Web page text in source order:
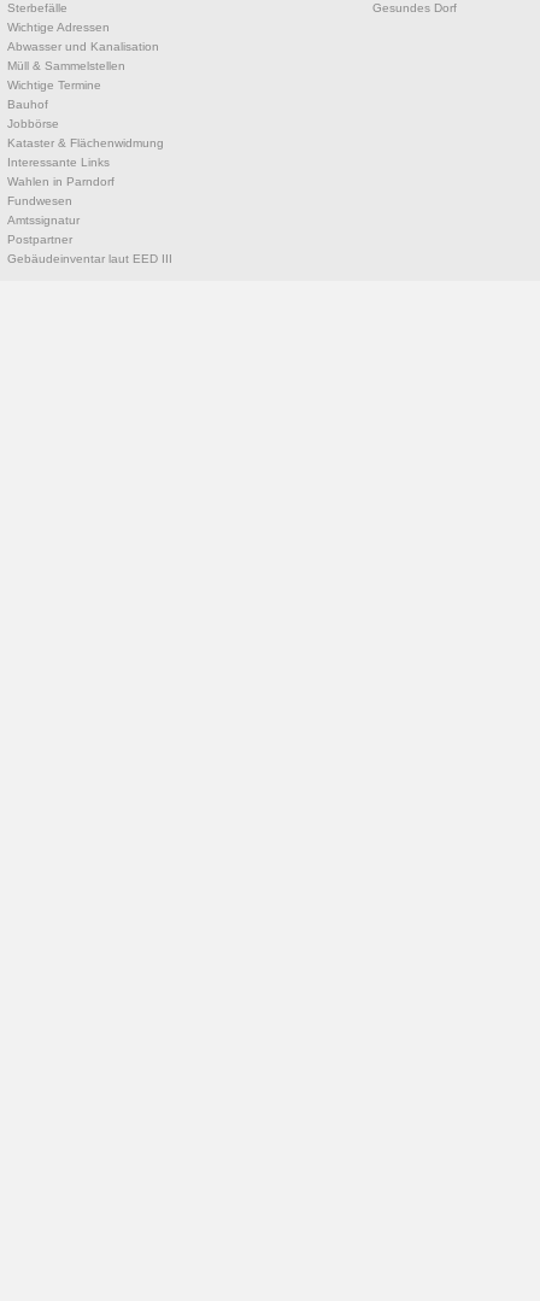
Sterbefälle
Wichtige Adressen
Abwasser und Kanalisation
Müll & Sammelstellen
Wichtige Termine
Bauhof
Jobbörse
Kataster & Flächenwidmung
Interessante Links
Wahlen in Parndorf
Fundwesen
Amtssignatur
Postpartner
Gebäudeinventar laut EED III
Gesundes Dorf